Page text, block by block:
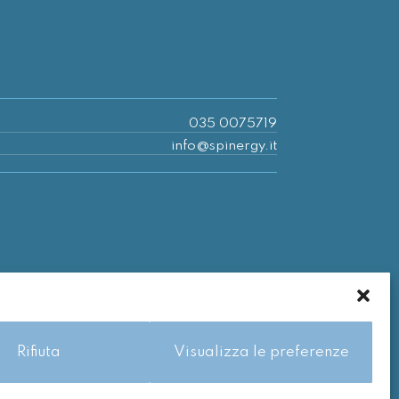
Rifiuta Visualizza le preferenze
035 0075719
info@spinergy.it